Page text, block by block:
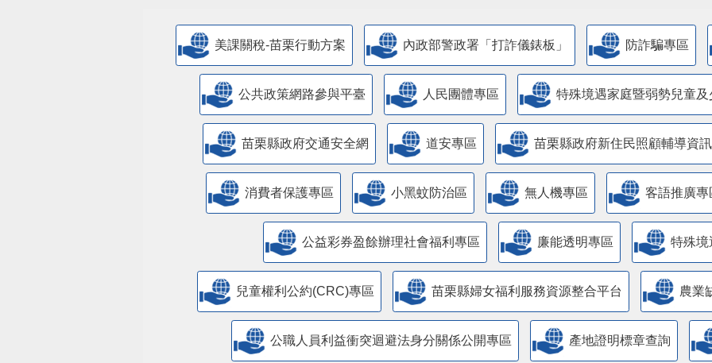
美課關稅-苗栗行動方案 內政部警政署「打詐儀錶板」 防詐騙專區
公共政策網路參與平臺 人民團體專區 特殊境遇家庭暨弱勢兒童
苗栗縣政府交通安全網 道安專區 苗栗縣政府新住民照顧輔導資
消費者保護專區 小黑蚊防治區 無人機專區 客語推廣專
公益彩券盈餘辦理社會福利專區 廉能透明專區 特殊境
兒童權利公約(CRC)專區 苗栗縣婦女福利服務資源整合平台 農業
公職人員利益衝突迴避法身分關係公開專區 產地證明標章查詢